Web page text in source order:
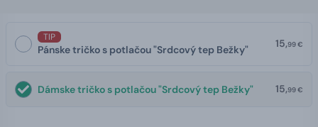
TIP
Pánske tričko s potlačou "Srdcový tep Bežky" 15,99 €
Dámske tričko s potlačou "Srdcový tep Bežky" 15,99 €